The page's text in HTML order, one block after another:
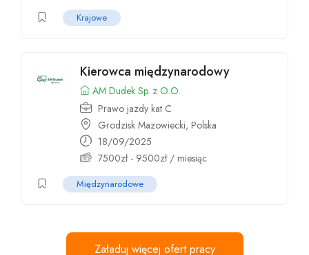
Krajowe
Kierowca międzynarodowy
AM Dudek Sp. z O.O.
Prawo jazdy kat C
Grodzisk Mazowiecki, Polska
18/09/2025
7500zł- 9500zł/ miesiąc
Międzynarodowe
Załaduj więcej ofert pracy